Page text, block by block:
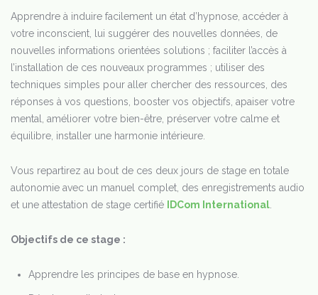
Apprendre à induire facilement un état d’hypnose, accéder à
votre inconscient, lui suggérer des nouvelles données, de
nouvelles informations orientées solutions ; faciliter l’accès à
l’installation de ces nouveaux programmes ; utiliser des
techniques simples pour aller chercher des ressources, des
réponses à vos questions, booster vos objectifs, apaiser votre
mental, améliorer votre bien-être, préserver votre calme et
équilibre, installer une harmonie intérieure.
Vous repartirez au bout de ces deux jours de stage en totale
autonomie avec un manuel complet, des enregistrements audio
et une attestation de stage certifié
IDCom International
Objectifs de ce stage :
Apprendre les principes de base en hypnose.